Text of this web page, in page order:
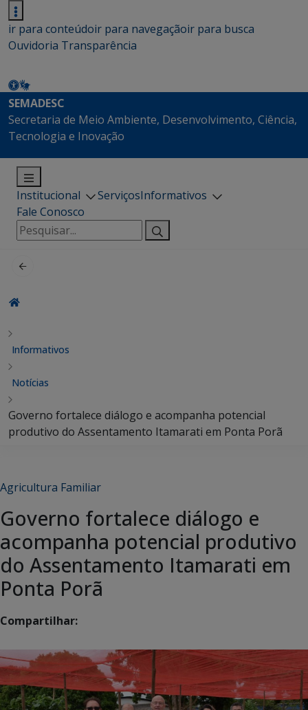
ir para conteúdoir para navegaçãoir para busca
Ouvidoria Transparência
SEMADESC
Secretaria de Meio Ambiente, Desenvolvimento, Ciência,
Tecnologia e Inovação
Institucional ServiçosInformativos
Fale Conosco
Pesquisar
por:
Informativos
Notícias
Governo fortalece diálogo e acompanha potencial
produtivo do Assentamento Itamarati em Ponta Porã
Agricultura Familiar
Governo fortalece diálogo e
acompanha potencial produtivo
do Assentamento Itamarati em
Ponta Porã
Compartilhar: